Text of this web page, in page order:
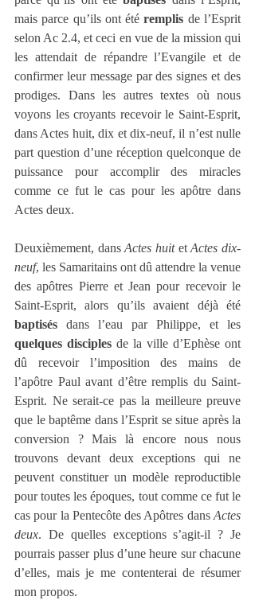
mais parce qu’ils ont été remplis de l’Esprit
selon Ac 2.4, et ceci en vue de la mission qui
les attendait de répandre l’Evangile et de
confirmer leur message par des signes et des
prodiges. Dans les autres textes où nous
voyons les croyants recevoir le Saint-Esprit,
dans Actes huit, dix et dix-neuf, il n’est nulle
part question d’une réception quelconque de
puissance pour accomplir des miracles
comme ce fut le cas pour les apôtre dans
Actes deux.
Deuxièmement, dans Actes huit et Actes dix-
neuf, les Samaritains ont dû attendre la venue
des apôtres Pierre et Jean pour recevoir le
baptisés
quelques disciples de la ville d’Ephèse ont
dû recevoir l’imposition des mains de
l’apôtre Paul avant d’être remplis du Saint-
Esprit. Ne serait-ce pas la meilleure preuve
que le baptême dans l’Esprit se situe après la
conversion ? Mais là encore nous nous
trouvons devant deux exceptions qui ne
peuvent constituer un modèle reproductible
pour toutes les époques, tout comme ce fut le
cas pour la Pentecôte des Apôtres dans Actes
deux. De quelles exceptions s’agit-il ? Je
pourrais passer plus d’une heure sur chacune
d’elles, mais je me contenterai de résumer
mon propos.